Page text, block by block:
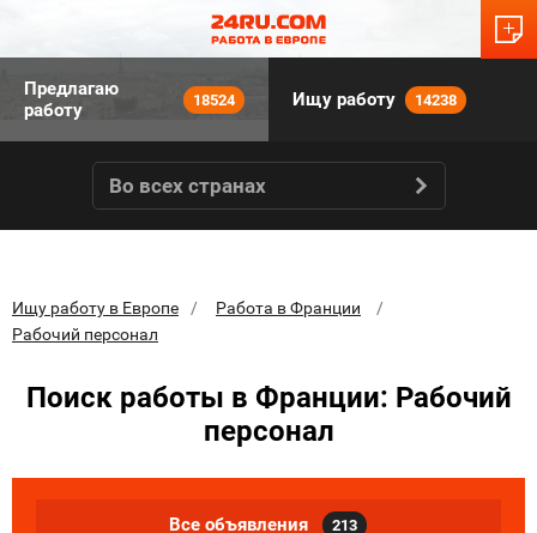
Предлагаю
работу
18524 Ищу работу 14238
Во всех странах
Ищу работу в Европе
Работа в Франции
Рабочий персонал
Поиск работы в Франции: Рабочий
персонал
Все объявления 213